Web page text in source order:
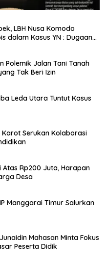
LBH Nusa Komodo
dalam Kasus YN : Dugaan
Polemik Jalan Tani Tanah
Tak Beri Izin
Leda Utara Tuntut Kasus
Serukan Kolaborasi
Atas Rp200 Juta, Harapan
Desa
Manggarai Timur Salurkan
Mahasan Minta Fokus
Peserta Didik